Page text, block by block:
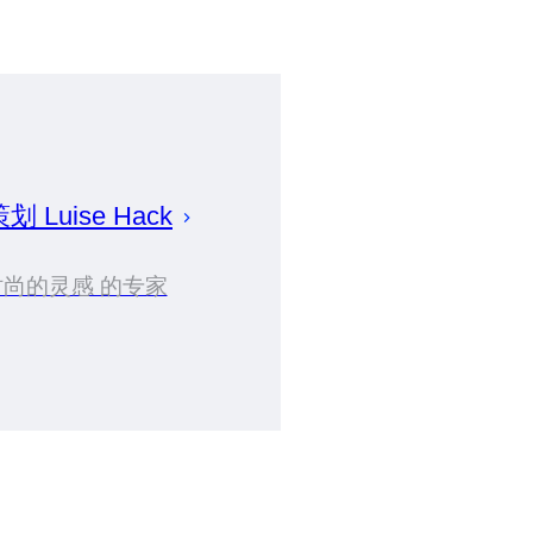
划 Luise Hack
的灵感 的专家